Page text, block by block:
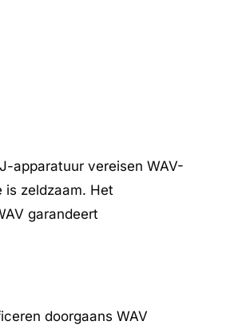
apparatuur vereisen WAV-
is zeldzaam. Het
garandeert
doorgaans WAV